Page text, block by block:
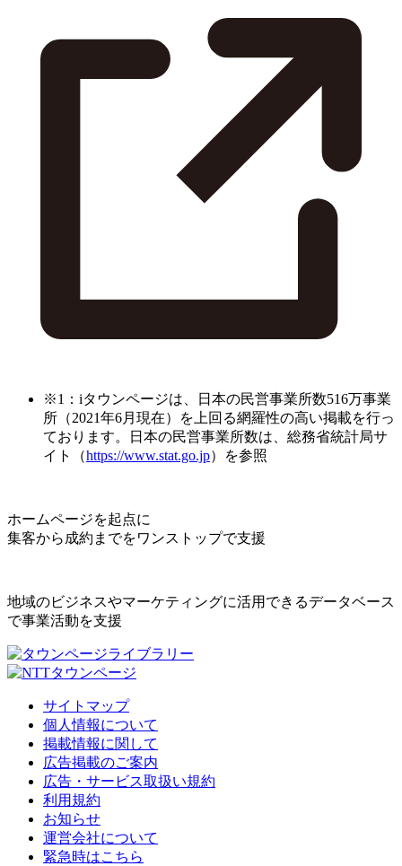
※1：iタウンページは、日本の民営事業所数516万事業
所（2021年6月現在）を上回る網羅性の高い掲載を行っ
ております。日本の民営事業所数は、総務省統計局サ
イト（https://www.stat.go.jp）を参照
ホームページを起点に
集客から成約までをワンストップで支援
地域のビジネスやマーケティングに活用できるデータベース
で事業活動を支援
サイトマップ
個人情報について
掲載情報に関して
広告掲載のご案内
広告・サービス取扱い規約
利用規約
お知らせ
運営会社について
緊急時はこちら